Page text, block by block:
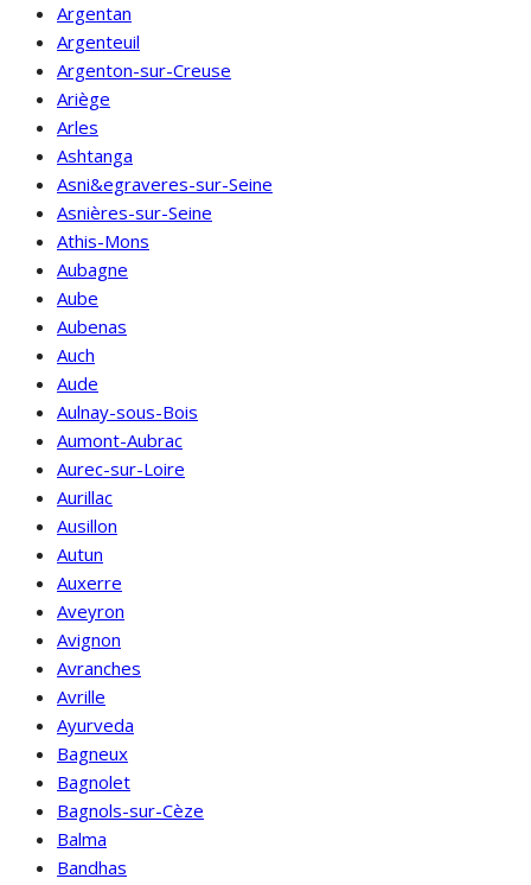
Argentan
Argenteuil
Argenton-sur-Creuse
Ariège
Arles
Ashtanga
Asni&egraveres-sur-Seine
Asnières-sur-Seine
Athis-Mons
Aubagne
Aube
Aubenas
Auch
Aude
Aulnay-sous-Bois
Aumont-Aubrac
Aurec-sur-Loire
Aurillac
Ausillon
Autun
Auxerre
Aveyron
Avignon
Avranches
Avrille
Ayurveda
Bagneux
Bagnolet
Bagnols-sur-Cèze
Balma
Bandhas